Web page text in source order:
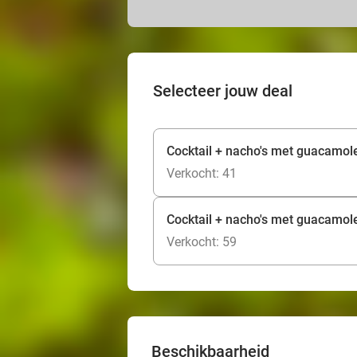
Selecteer jouw deal
Cocktail + nacho's met
Verkocht: 41
Cocktail + nacho's met
Verkocht: 59
Beschikbaarheid